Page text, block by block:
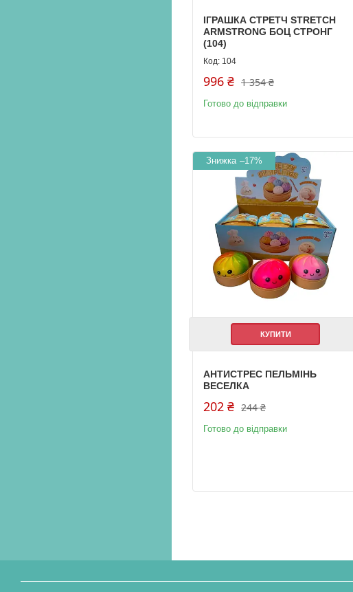
ІГРАШКА СТРЕТЧ STRETCH
ARMSTRONG БОЦ СТРОНГ
(104)
104
1 354 ₴
996 ₴
Готово до відправки
–17%
КУПИТИ
АНТИСТРЕС ПЕЛЬМІНЬ
ВЕСЕЛКА
244 ₴
202 ₴
Готово до відправки